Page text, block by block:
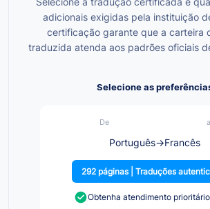
adicionais exigidas pela instituição
certificação garante que a carteira
traduzida atenda aos padrões oficiais
Selecione as
De a
Português→Francês
292 páginas | Traduções
Obtenha atendimento